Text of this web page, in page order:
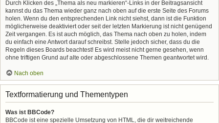
Durch Klicken des „Thema als neu markieren“-Links in der Beitragsansicht
kannst du das Thema wieder ganz nach oben auf die erste Seite des Forums
holen. Wenn du den entsprechenden Link nicht siehst, dann ist die Funktion
möglicherweise deaktiviert oder seit der letzten Markierung ist nicht genügend
Zeit vergangen. Es ist auch möglich, das Thema nach oben zu holen, indem
du einfach eine Antwort darauf schreibst. Stelle jedoch sicher, dass du die
Regeln dieses Boards beachtest! Es wird meist nicht gerne gesehen, wenn
ohne triftigen Grund auf alte oder abgeschlossene Themen geantwortet wird.
Nach oben
Textformatierung und Thementypen
Was ist BBCode?
BBCode ist eine spezielle Umsetzung von HTML, die dir weitreichende